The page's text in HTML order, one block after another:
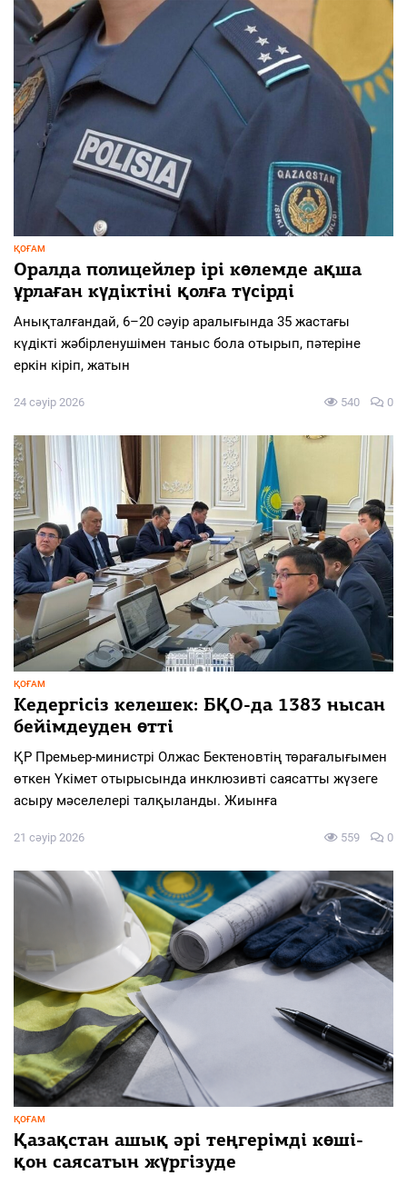
ҚОҒАМ
Оралда полицейлер ірі көлемде ақша
ұрлаған күдіктіні қолға түсірді
Анықталғандай, 6–20 сәуір аралығында 35 жастағы
күдікті жәбірленушімен таныс бола отырып, пәтеріне
еркін кіріп, жатын
24 сәуір 2026 540 0
ҚОҒАМ
Кедергісіз келешек: БҚО-да 1383 нысан
бейімдеуден өтті
ҚР Премьер-министрі Олжас Бектеновтің төрағалығымен
өткен Үкімет отырысында инклюзивті саясатты жүзеге
асыру мәселелері талқыланды. Жиынға
21 сәуір 2026 559 0
ҚОҒАМ
Қазақстан ашық әрі теңгерімді көші-
қон саясатын жүргізуде